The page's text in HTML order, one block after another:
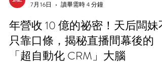
大綜顧問
7月16日
讀畢需時 4 分鐘